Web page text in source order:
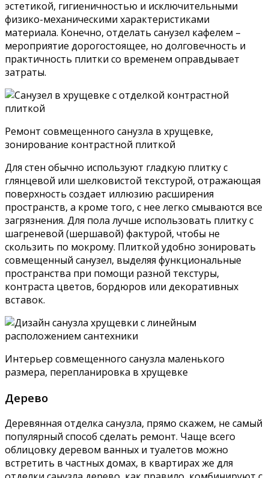
Для создания оригинального, что называется
«неизбитого» дизайна интерьера совмещенного
санузла зачастую используют покраску,
декоративную штукатурку, натуральный камень и
акрил, агломерат, наливные технологии, мозаику и
даже обои. Но такая отделка требует гидроизоляции
помещения, желательно, принудительной
вентиляции, а также тщательного выравнивания и
подготовки поверхностей.
интерьер с использованием декоративных вставок
Дополнительные мероприятия трудоемки, требуют
привлечения специалистов, тянут за собой
значительные расходы, к тому же цены на эти
материалы значительно высоки, поэтому такая
отделка совмещенного санузла оправдана при
элитном капитальном ремонте, и обычно ее
заказывают в специализированной компании «под
ключ».
Отделка совмещенного санузла, фото интерьера в
Несколько слов о дизайне
Совмещенный санузел открывает перспективы для
дизайнерских решений, помещение можно
разбивать на зоны, с помощью сочетания разных
текстур и цветов ломать геометрию пространства,
по-новому планировать расстановку сантехники и
мебели, комбинировать самые разные материалы.